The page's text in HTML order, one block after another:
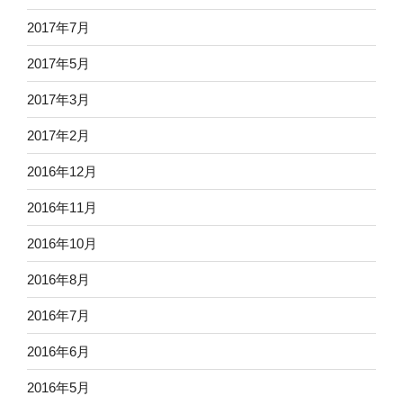
2017年7月
2017年5月
2017年3月
2017年2月
2016年12月
2016年11月
2016年10月
2016年8月
2016年7月
2016年6月
2016年5月